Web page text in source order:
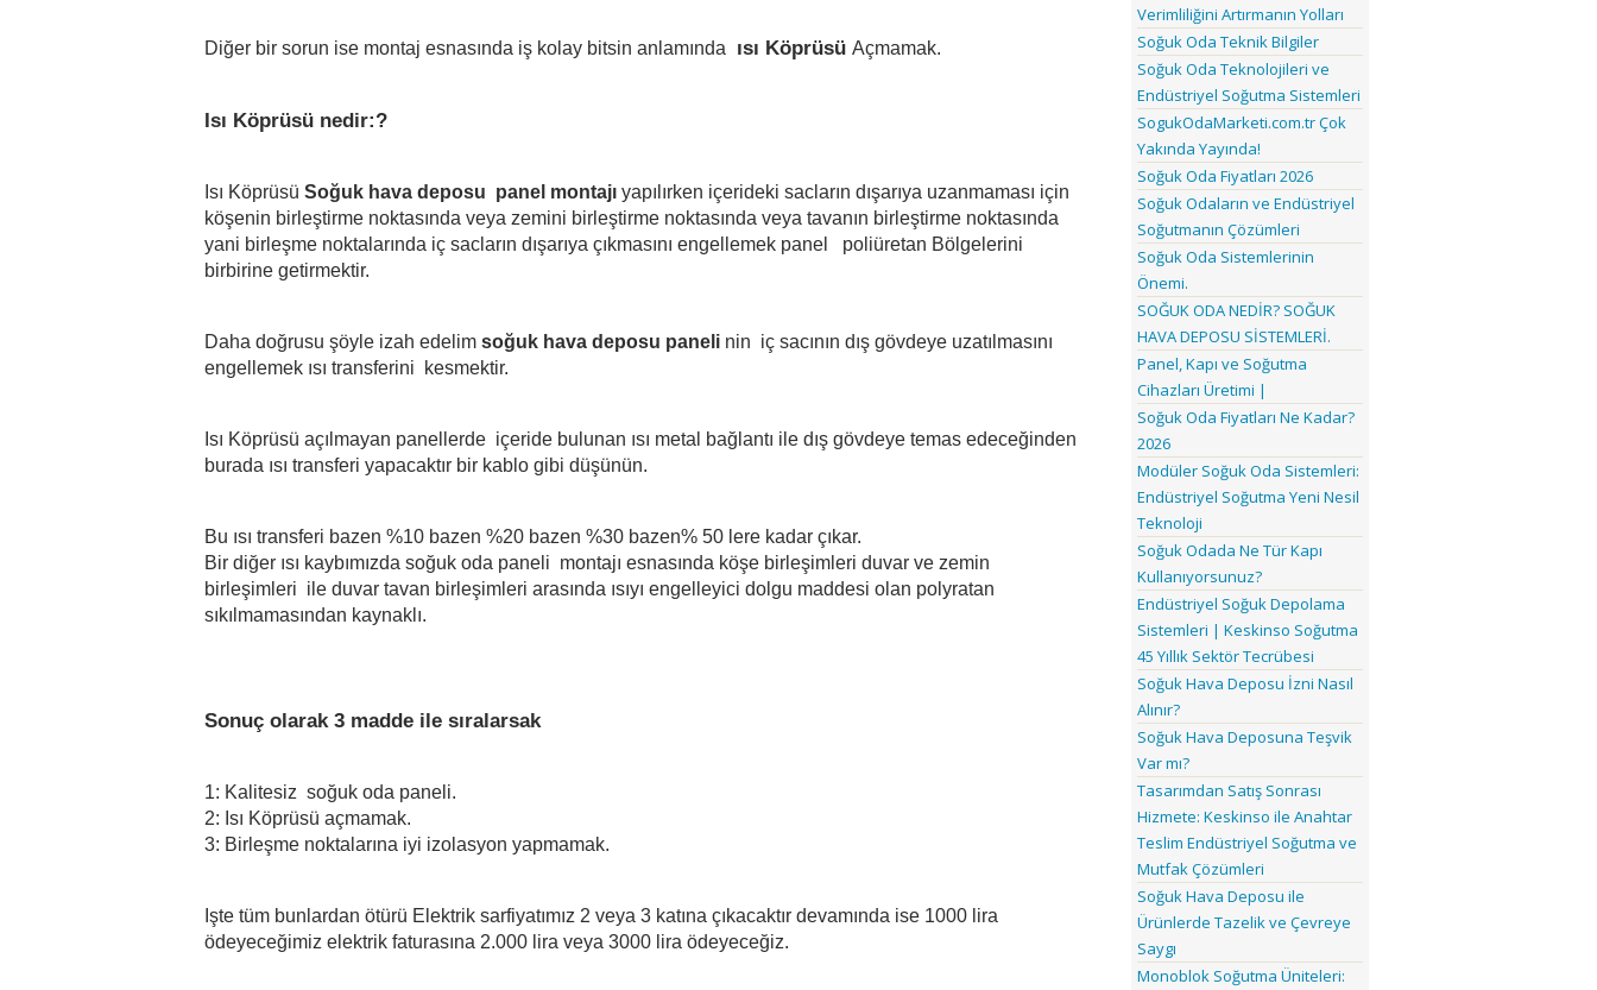
Diğer bir sorun ise montaj esnasında iş kolay bitsin anlamında ısı Köprüsü Açmamak.
Isı Köprüsü nedir:?
Isı Köprüsü Soğuk hava deposu  panel montajı yapılırken içerideki sacların dışarıya uzanmaması için
köşenin birleştirme noktasında veya zemini birleştirme noktasında veya tavanın birleştirme noktasında
yani birleşme noktalarında iç sacların dışarıya çıkmasını engellemek panel   poliüretan Bölgelerini
birbirine getirmektir.
Daha doğrusu şöyle izah edelim soğuk hava deposu paneli nin  iç sacının dış gövdeye uzatılmasını
engellemek ısı transferini  kesmektir.
Isı Köprüsü açılmayan panellerde  içeride bulunan ısı metal bağlantı ile dış gövdeye temas edeceğinden
burada ısı transferi yapacaktır bir kablo gibi düşünün.
Bu ısı transferi bazen %10 bazen %20 bazen %30 bazen% 50 lere kadar çıkar.
Bir diğer ısı kaybımızda soğuk oda paneli  montajı esnasında köşe birleşimleri duvar ve zemin
birleşimleri  ile duvar tavan birleşimleri arasında ısıyı engelleyici dolgu maddesi olan polyratan
sıkılmamasından kaynaklı.
Sonuç olarak 3 madde ile sıralarsak
1: Kalitesiz  soğuk oda paneli.
2: Isı Köprüsü açmamak.
3: Birleşme noktalarına iyi izolasyon yapmamak.
Işte tüm bunlardan ötürü Elektrik sarfiyatımız 2 veya 3 katına çıkacaktır devamında ise 1000 lira
ödeyeceğimiz elektrik faturasına 2.000 lira veya 3000 lira ödeyeceğiz.
Verimliliğini Artırmanın Yolları
Soğuk Oda Teknik Bilgiler
Soğuk Oda Teknolojileri ve
Endüstriyel Soğutma Sistemleri
SogukOdaMarketi.com.tr Çok
Yakında Yayında!
Soğuk Oda Fiyatları 2026
Soğuk Odaların ve Endüstriyel
Soğutmanın Çözümleri
Soğuk Oda Sistemlerinin
Önemi.
SOĞUK ODA NEDİR? SOĞUK
HAVA DEPOSU SİSTEMLERİ.
Panel, Kapı ve Soğutma
Cihazları Üretimi |
Soğuk Oda Fiyatları Ne Kadar?
2026
Modüler Soğuk Oda Sistemleri:
Endüstriyel Soğutma Yeni Nesil
Teknoloji
Soğuk Odada Ne Tür Kapı
Kullanıyorsunuz?
Endüstriyel Soğuk Depolama
Sistemleri | Keskinso Soğutma
45 Yıllık Sektör Tecrübesi
Soğuk Hava Deposu İzni Nasıl
Alınır?
Soğuk Hava Deposuna Teşvik
Var mı?
Tasarımdan Satış Sonrası
Hizmete: Keskinso ile Anahtar
Teslim Endüstriyel Soğutma ve
Mutfak Çözümleri
Soğuk Hava Deposu ile
Ürünlerde Tazelik ve Çevreye
Saygı
Monoblok Soğutma Üniteleri: